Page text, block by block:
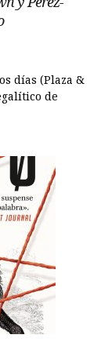
días (Plaza &
de